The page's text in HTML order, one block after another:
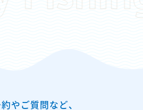
やご質問など、